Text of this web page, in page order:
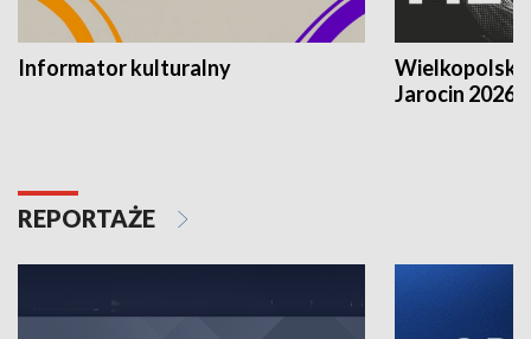
Informator kulturalny
Jarocin 2026
REPORTAŻE